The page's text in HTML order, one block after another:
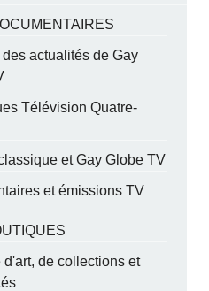
actualités de Gay
Télévision Quatre-
et Gay Globe TV
et émissions TV
d'art, de collections et